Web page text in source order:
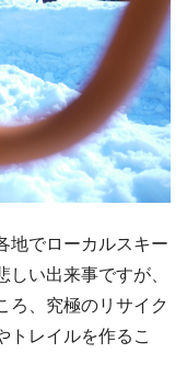
地でローカルスキー
い出来事ですが、
ろ、究極のリサイク
トレイルを作るこ